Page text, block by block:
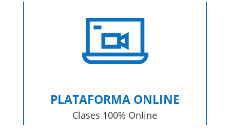
PLATAFORMA ONLINE
Clases 100% Online